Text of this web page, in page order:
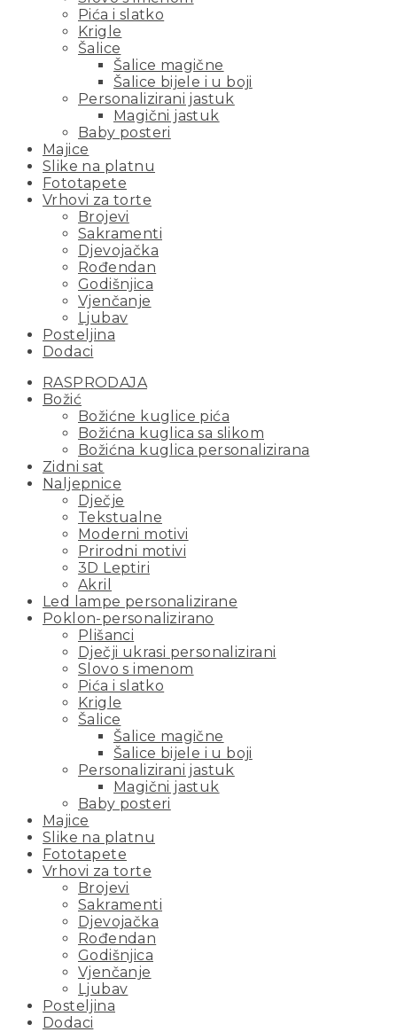
Pića i slatko
Krigle
Šalice
Šalice magične
Šalice bijele i u boji
Personalizirani jastuk
Magični jastuk
Baby posteri
Majice
Slike na platnu
Fototapete
Vrhovi za torte
Brojevi
Sakramenti
Djevojačka
Rođendan
Godišnjica
Vjenčanje
Ljubav
Posteljina
Dodaci
RASPRODAJA
Božić
Božićne kuglice pića
Božićna kuglica sa slikom
Božićna kuglica personalizirana
Zidni sat
Naljepnice
Dječje
Tekstualne
Moderni motivi
Prirodni motivi
3D Leptiri
Akril
Led lampe personalizirane
Poklon-personalizirano
Plišanci
Dječji ukrasi personalizirani
Slovo s imenom
Pića i slatko
Krigle
Šalice
Šalice magične
Šalice bijele i u boji
Personalizirani jastuk
Magični jastuk
Baby posteri
Majice
Slike na platnu
Fototapete
Vrhovi za torte
Brojevi
Sakramenti
Djevojačka
Rođendan
Godišnjica
Vjenčanje
Ljubav
Posteljina
Dodaci